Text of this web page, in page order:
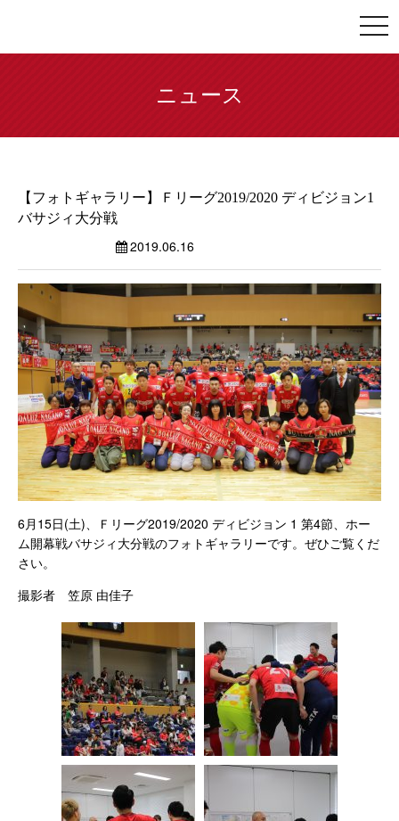
ニュース
【フォトギャラリー】Ｆリーグ2019/2020 ディビジョン1
バサジィ大分戦
2019.06.16
6月15日(土)、
Ｆリーグ2019/2020 ディビジョン 1 第4節、ホー
ム開幕戦バサジィ大分戦のフォトギャラリーです。ぜひご覧くだ
さい。
撮影者 笠原 由佳子